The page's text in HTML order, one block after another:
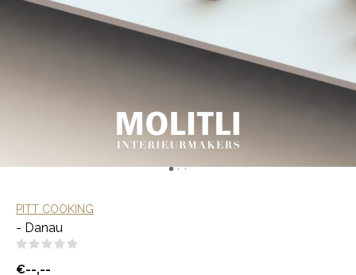
PITT COOKING
- Danau
€--,--